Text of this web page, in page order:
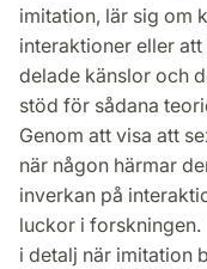
imitation, lär sig om
interaktioner eller
delade känslor och
stöd för sådana
Genom att visa att
när någon härmar
inverkan på
luckor i forskningen.
i detalj när imitation